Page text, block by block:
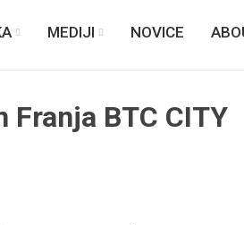
MEDIJI NOVICE
Franja BTC CITY